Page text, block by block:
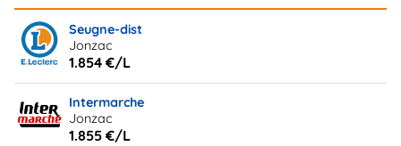
Seugne-dist
Jonzac
1.854 €/L
Intermarche
Jonzac
1.855 €/L